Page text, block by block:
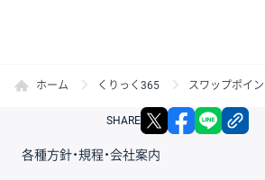
ホーム くりっく365 スワップポイ
SHARE X
各種方針・規程・会社案内